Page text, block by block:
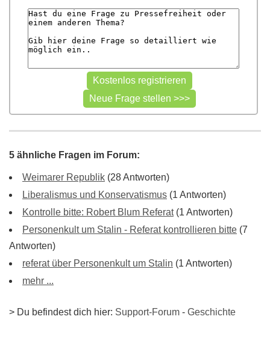
5 ähnliche Fragen im Forum:
Weimarer Republik (28 Antworten)
Liberalismus und Konservatismus (1 Antworten)
Kontrolle bitte: Robert Blum Referat(1 Antworten)
Personenkult um Stalin - Referat kontrollieren bitte (7
Antworten)
referat über Personenkult um Stalin (1 Antworten)
mehr ...
> Du befindest dich hier: Support-Forum - Geschichte